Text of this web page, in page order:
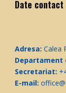
Date contact
Adresa: Calea
Departament
Secretariat:
E-mail: